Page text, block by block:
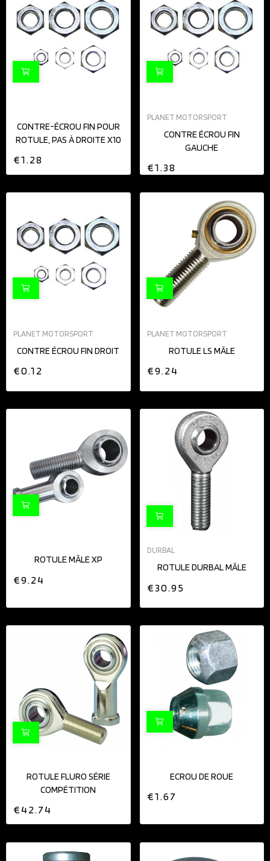
CONTRE-ÉCROU FIN POUR
ROTULE, PAS À DROITE X10
€1.28
PLANET MOTORSPORT
CONTRE ÉCROU FIN
GAUCHE
€1.38
PLANET MOTORSPORT
CONTRE ÉCROU FIN DROIT
€0.12
PLANET MOTORSPORT
ROTULE LS MÂLE
€9.24
ROTULE MÂLE XP
€9.24
DURBAL
ROTULE DURBAL MÂLE
€30.95
ROTULE FLURO SÉRIE
COMPÉTITION
€42.74
ECROU DE ROUE
€1.67